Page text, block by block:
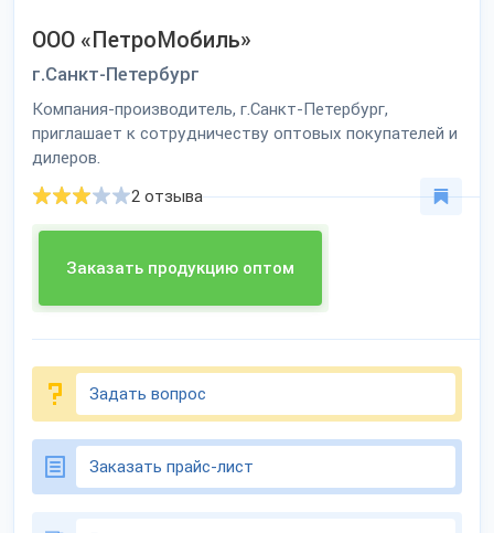
ООО «ПетроМобиль»
г.Санкт-Петербург
Компания-производитель, г.Санкт-Петербург,
приглашает к сотрудничеству оптовых покупателей и
дилеров.
Заказать продукцию оптом
2 отзыва
Задать вопрос
Заказать прайс-лист